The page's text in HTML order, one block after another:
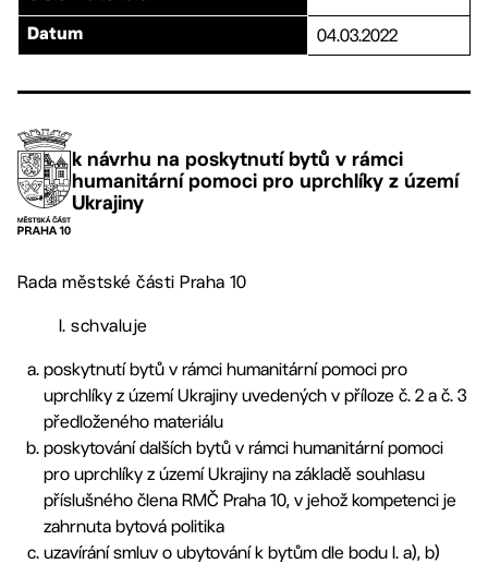
Datum 04.03.2022
k návrhu na poskytnutí bytů v rámci
humanitární pomoci pro uprchlíky z území
Ukrajiny
Rada městské části Praha 10
I. schvaluje
poskytnutí bytů v rámci humanitární pomoci pro
uprchlíky z území Ukrajiny uvedených v příloze č. 2 a č. 3
předloženého materiálu
poskytování dalších bytů v rámci humanitární pomoci
pro uprchlíky z území Ukrajiny na základě souhlasu
příslušného člena RMČ Praha 10, v jehož kompetenci je
zahrnuta bytová politika
uzavírání smluv o ubytování k bytům dle bodu I. a), b)